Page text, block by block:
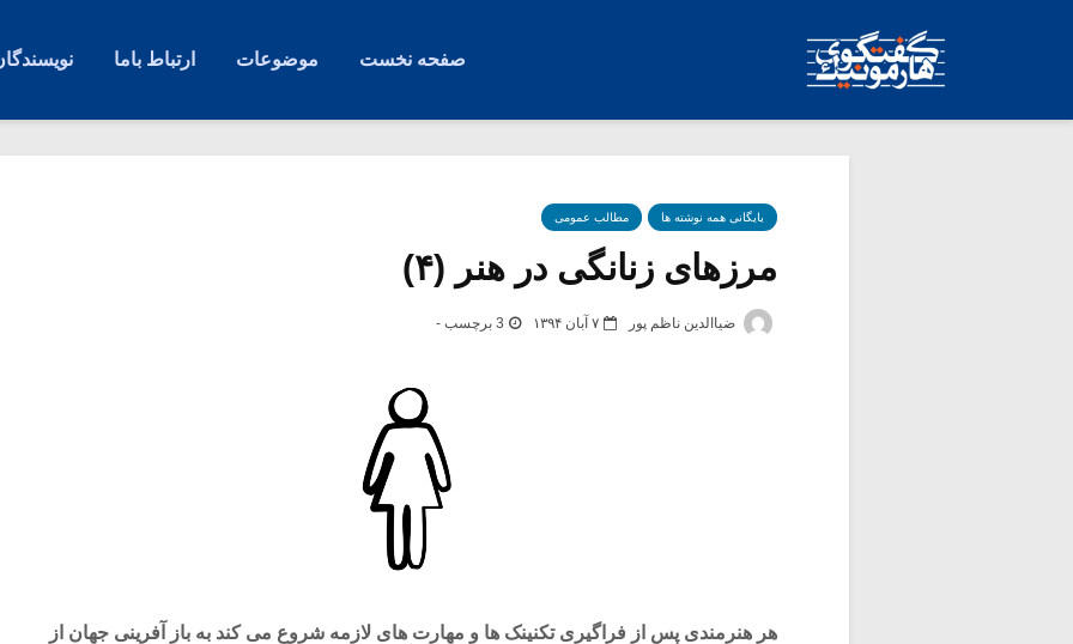
صفحه نخست موضوعات ارتباط باما
بایگانی همه نوشته ها مطالب عمومی
مرزهای زنانگی در هنر (۴)
ضیاالدین ناظم پور ۷ آبان ۱۳۹۴ 3 برچسب -
هر هنرمندی پس از فراگیری تکنینک ها و مهارت های لازمه شروع می کند به باز آفرینی جهان از